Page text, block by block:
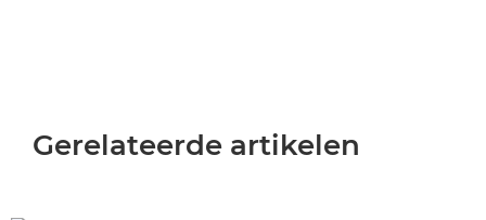
Gerelateerde artikelen